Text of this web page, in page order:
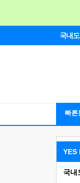
국내
빠른
YES
국내